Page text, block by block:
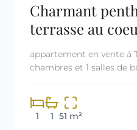
Charmant
terrasse au
appartement en vente á
chambres et 1 salles de
1 1 51 m²